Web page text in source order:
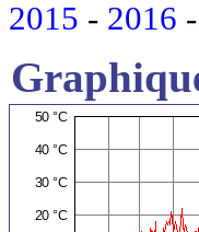
2015 - 2016 -